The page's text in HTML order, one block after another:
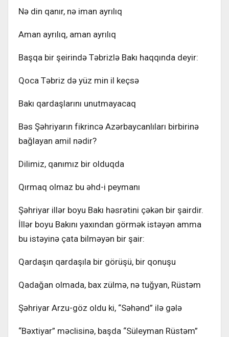
Nə din qanır, nə iman ayrılıq
Aman ayrılıq, aman ayrılıq
Başqa bir şeirində Təbrizlə Bakı haqqında deyir:
Qoca Təbriz də yüz min il keçsə
Bakı qardaşlarını unutmayacaq
Bəs Şəhriyarın fikrincə Azərbaycanlıları birbirinə
bağlayan amil nədir?
Dilimiz, qanımız bir olduqda
Qırmaq olmaz bu əhd-i peymanı
Şəhriyar illər boyu Bakı həsrətini çəkən bir şairdir.
İllər boyu Bakını yaxından görmək istəyən amma
bu istəyinə çata bilməyən bir şair:
Qardaşın qardaşıla bir görüşü, bir qonuşu
Qadağan olmada, bax zülmə, nə tuğyan, Rüstəm
Şəhriyar Arzu-göz oldu ki, “Səhənd” ilə gələ
“Bəxtiyar” məclisinə, başda “Süleyman Rüstəm”